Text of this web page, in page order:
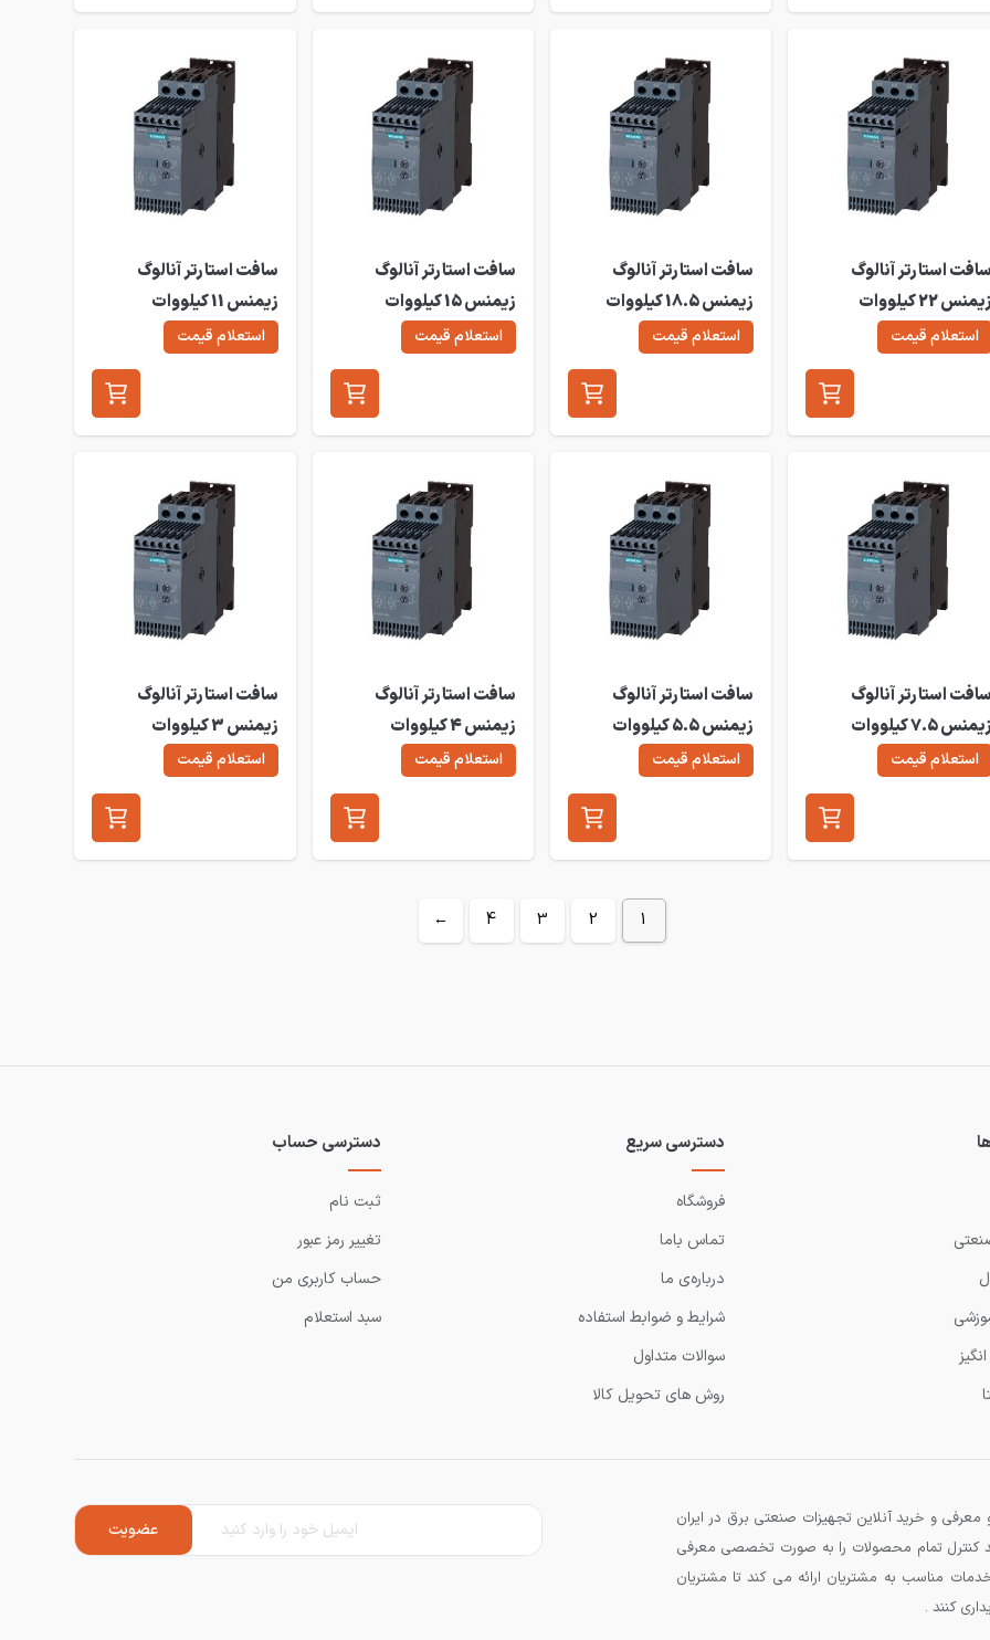
استارتر آنالوگ
زیمنس 22 کیلووات
استعلام قیمت
سافت استارتر آنالوگ
زیمنس 18.5 کیلووات
3RW30
استعلام قیمت
سافت استارتر آنالوگ
زیمنس 15 کیلووات
3RW30
استعلام قیمت
سافت استارتر آنالوگ
زیمنس 11 کیلووات
3RW30
استعلام قیمت
استارتر آنالوگ
زیمنس 7.5 کیلووات
استعلام قیمت
سافت استارتر آنالوگ
زیمنس 5.5 کیلووات
3RW30
استعلام قیمت
سافت استارتر آنالوگ
زیمنس 4 کیلووات
3RW30
استعلام قیمت
سافت استارتر آنالوگ
زیمنس 3 کیلووات
3RW30
استعلام قیمت
1
2
3
4
←
دسترسی سریع
فروشگاه
تماس باما
درباره‌ی ما
شرایط و ضوابط استفاده
سوالات متداول
روش های تحویل کالا
دسترسی حساب
ثبت نام
تغییر رمز عبور
حساب کاربری من
سبد استعلام
و خرید آنلاین تجهیزات صنعتی برق در ایران
کنترل تمام محصولات را به صورت تخصصی معرفی
مناسب به مشتریان ارائه می کند تا مشتریان
کنند .